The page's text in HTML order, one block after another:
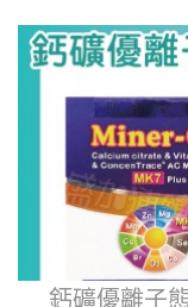
鈣礦優離子